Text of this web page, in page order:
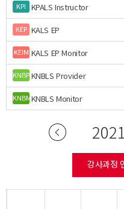
KPI KPALS Instructor
KEP KALS EP
KEIM KALS EP Monitor
KNBPKNBLS Provider
KNBMKNBLS Monitor
강사과정